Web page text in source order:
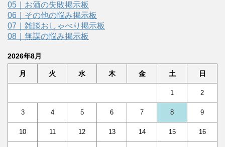
05｜お酒の失敗掲示板
06｜その他の悩み掲示板
07｜雑談おしゃべり掲示板
08｜無謀の悩み掲示板
2026年8月
月 火 水 木 金 土 日
1 2
3 4 5 6 7 8 9
10 11 12 13 14 15 16